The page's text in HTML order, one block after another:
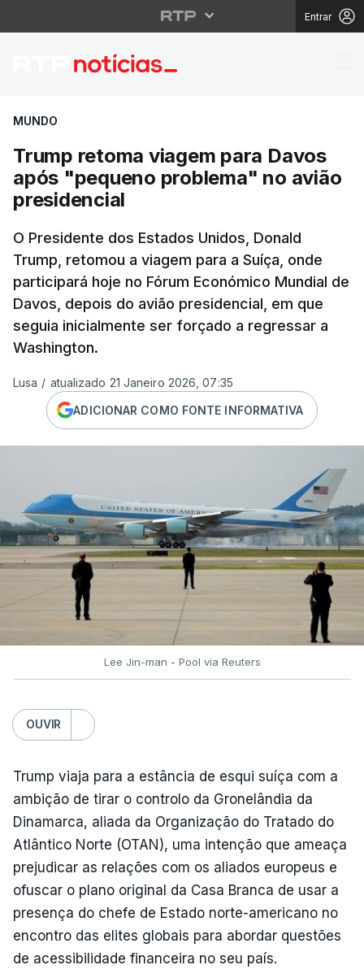
Entrar
Trump retoma
MUNDO
Trump retoma viagem para Davos
após "pequeno problema" no avião
presidencial
O Presidente dos Estados Unidos, Donald
Trump, retomou a viagem para a Suíça, onde
participará hoje no Fórum Económico Mundial de
Davos, depois do avião presidencial, em que
seguia inicialmente ser forçado a regressar a
Washington.
Lusa / atualizado 21 Janeiro 2026, 07:35
ADICIONAR COMO FONTE INFORMATIVA
Lee Jin-man - Pool via Reuters
OUVIR
Trump viaja para a estância de esqui suíça com a
ambição de tirar o controlo da Gronelândia da
Dinamarca, aliada da Organização do Tratado do
Atlântico Norte (OTAN), uma intenção que ameaça
prejudicar as relações com os aliados europeus e
ofuscar o plano original da Casa Branca de usar a
presença do chefe de Estado norte-americano no
encontro das elites globais para abordar questões
de acessibilidade financeira no seu país.